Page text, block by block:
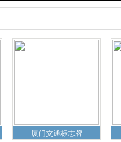
厦门交通标志牌
厦门交通标志牌